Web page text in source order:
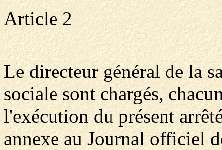
Article 2
Le directeur général de la
sociale sont chargés,
l'exécution du présent
annexe au Journal officiel